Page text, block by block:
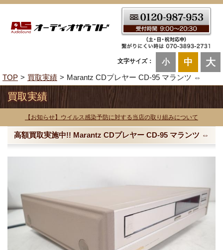
文字サイズ： 小 中 大
TOP 買取実績 Marantz CDプレヤー CD-95 マランツ ⇔
買取実績
【お知らせ】ウイルス感染予防に対する当店の取り組みについて
高額買取実施中!! Marantz CDプレヤー CD-95 マランツ ⇔